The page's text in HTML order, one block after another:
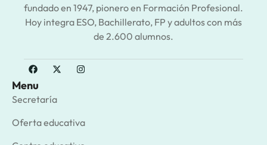
fundado en 1947, pionero en Formación Profesional.
Hoy integra ESO, Bachillerato, FP y adultos con más
de 2.600 alumnos.
Menu
Secretaría
Oferta educativa